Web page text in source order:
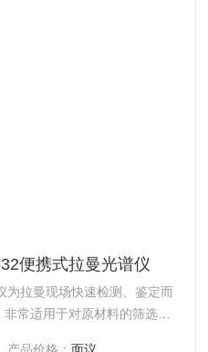
便携式拉曼光谱仪
为拉曼现场快速检测、鉴定而
常适用于对原材料的筛选、